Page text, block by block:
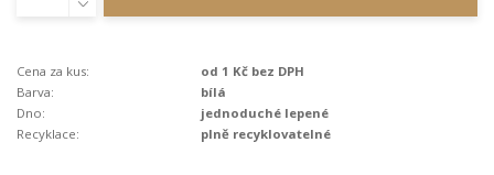
Cena za kus:
od 1 Kč bez DPH
Barva:
bílá
Dno:
jednoduché lepené
Recyklace:
plně recyklovatelné